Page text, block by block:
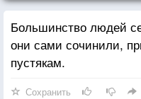
Большинство людей
они сами сочинили,
пустякам.
Сохранить